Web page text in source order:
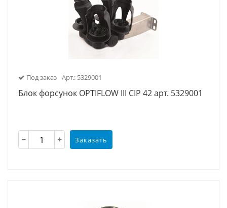
Под заказ Арт.: 5329001
Блок форсунок OPTIFLOW III CIP 42 арт. 5329001
Заказать